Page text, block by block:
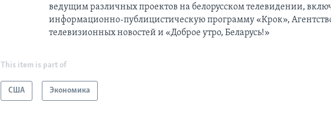
ведущим различных проектов на белорусском телевидении,
информационно-публицистическую программу «Крок»,
телевизионных новостей и «Доброе утро, Беларусь!»
This item is part of
США Экономика